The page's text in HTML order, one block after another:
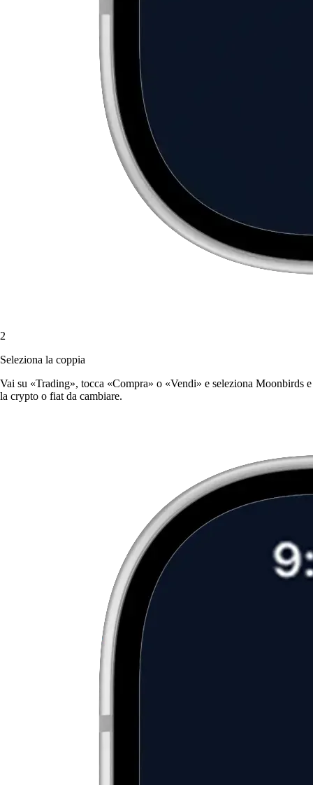
2
Seleziona la coppia
Vai su «Trading», tocca «Compra» o «Vendi» e seleziona Moonbirds e
la crypto o fiat da cambiare.